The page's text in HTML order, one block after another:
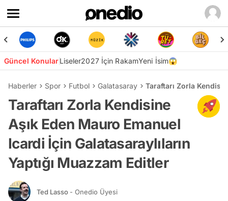
Güncel KonularLiseler2027 İçin RakamYeni İsim😱
Haberler Spor Futbol Galatasaray Taraftarı Zorla
Taraftarı Zorla Kendisine
Aşık Eden Mauro Emanuel
Icardi İçin Galatasaraylıların
Yaptığı Muazzam Editler
Ted Lasso - Onedio Üyesi